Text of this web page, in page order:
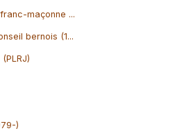
maçonne ...
bernois (1...
)